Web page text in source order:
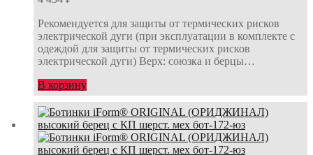
Рекомендуется для защиты от термических рисков
электрической дуги (при эксплуатации в комплекте с
одеждой для защиты от термических рисков
электрической дуги) Верх: союзка и берцы…
В корзину